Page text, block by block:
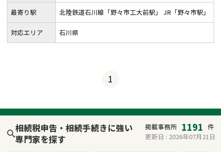
最寄り駅 北陸鉄道石川線「野々市工大前駅」 JR「野々市駅」
対応エリア 石川県
1
相続税申告・相続手続きに強い
専門家を探す
掲載事務所 1191 件
更新日 : 2026年07月21日